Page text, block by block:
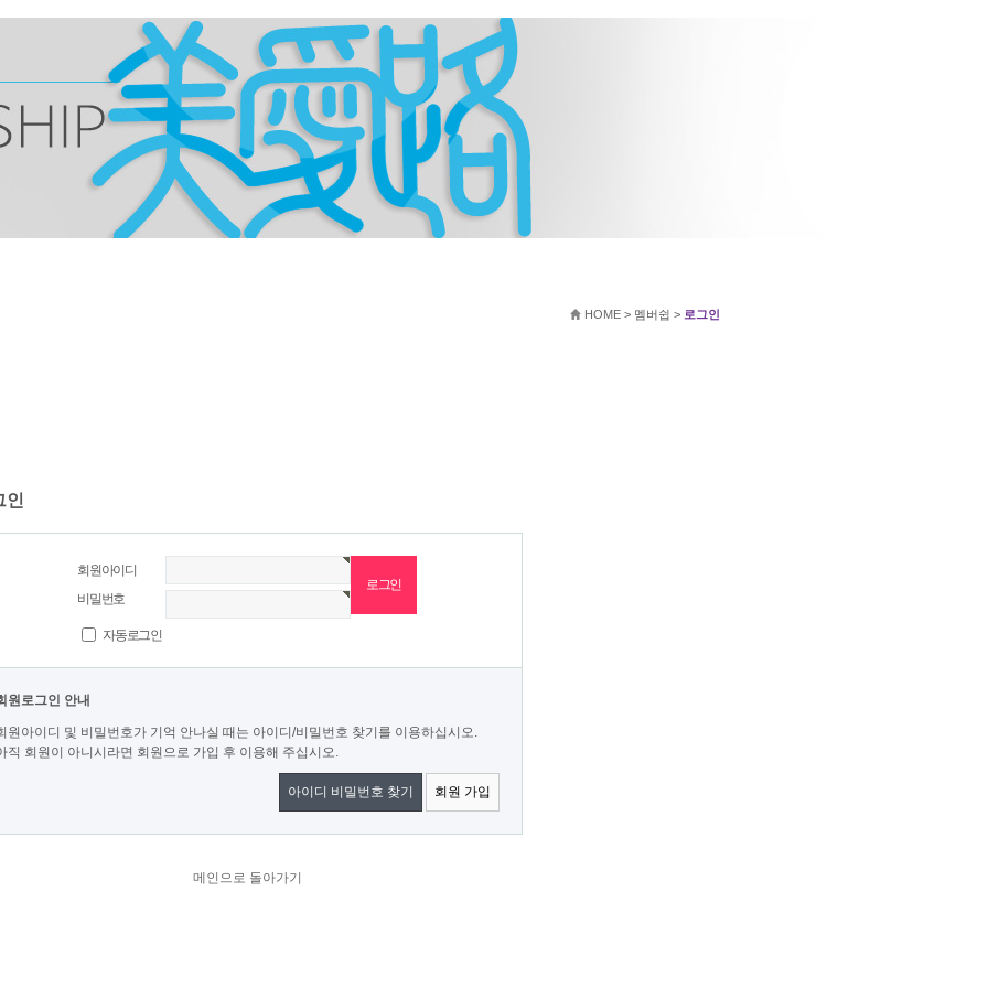
HOME > 멤버쉽 > 로그인
인
회원아이디
비밀번호
자동로그인
원로그인 안내
원아이디 및 비밀번호가 기억 안나실 때는 아이디/비밀번호 찾기를 이용하십시오.
직 회원이 아니시라면 회원으로 가입 후 이용해 주십시오.
아이디 비밀번호 찾기 회원 가입
메인으로 돌아가기